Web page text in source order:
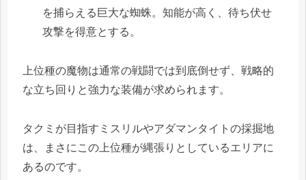
を捕らえる巨大な蜘蛛。知能が高く、待ち伏せ
攻撃を得意とする。
上位種の魔物は通常の戦闘では到底倒せず、戦略的
な立ち回りと強力な装備が求められます。
タクミが目指すミスリルやアダマンタイトの採掘地
は、まさにこの上位種が縄張りとしているエリアに
あるのです。